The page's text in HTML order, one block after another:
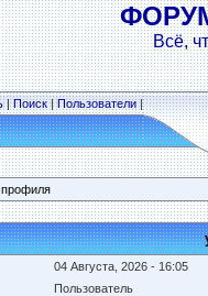
Всё,
|Поиск|Пользователи|
04 Августа, 2026 - 16:05
Пользователь